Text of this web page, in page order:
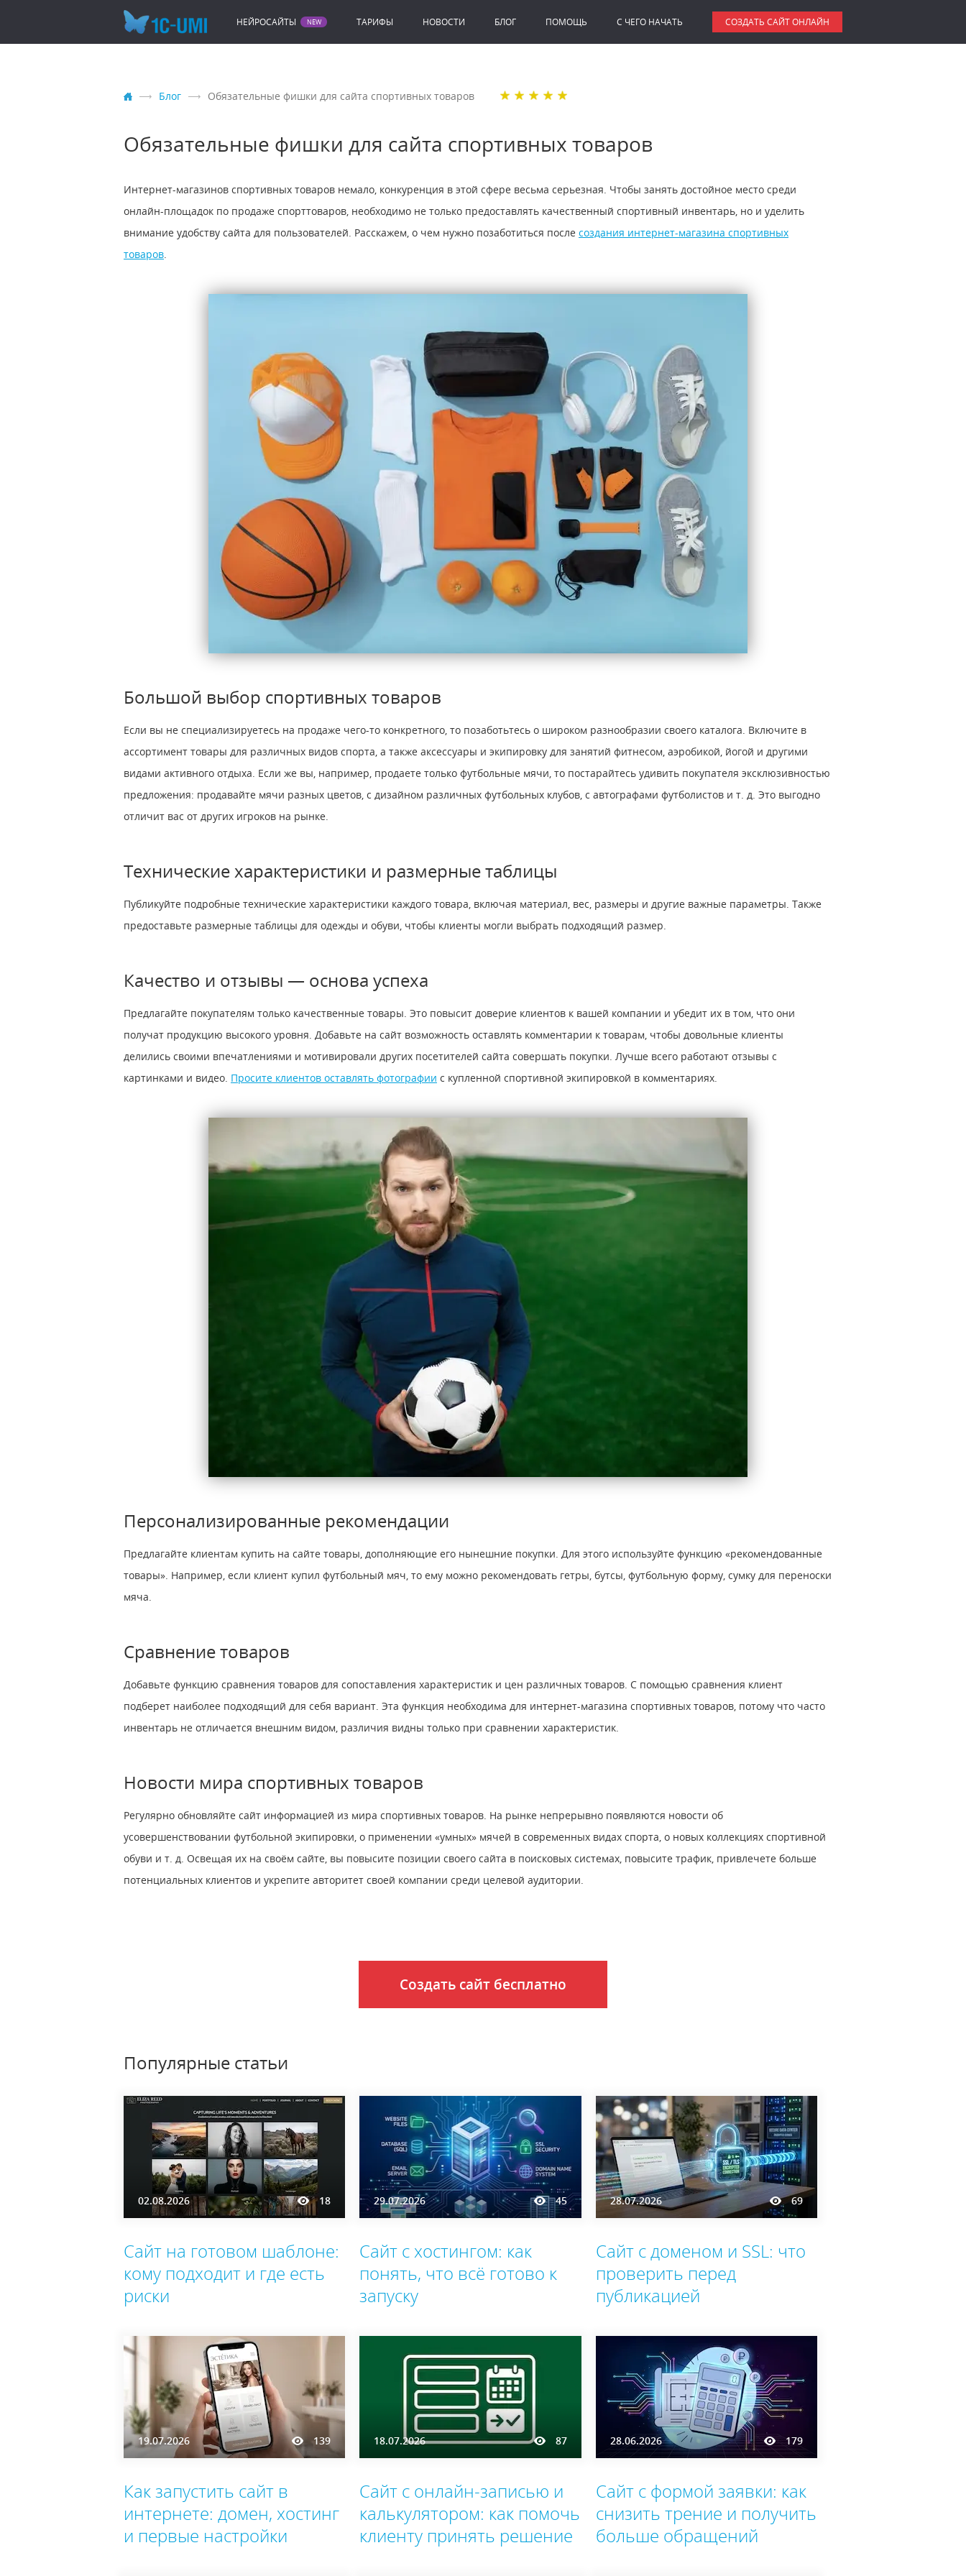
НЕЙРОСАЙТЫ ТАРИФЫ НОВОСТИ БЛОГ ПОМОЩЬ C ЧЕГО НАЧАТЬ СОЗДАТЬ САЙТ ОНЛАЙН
Блог Обязательные фишки для сайта спортивных товаров
Обязательные фишки для сайта спортивных товаров
Интернет-магазинов спортивных товаров немало, конкуренция в этой сфере весьма серьезная. Чтобы занять достойное место среди
онлайн-площадок по продаже спорттоваров, необходимо не только предоставлять качественный спортивный инвентарь, но и уделить
внимание удобству сайта для пользователей. Расскажем, о чем нужно позаботиться после создания интернет-магазина спортивных
товаров.
Большой выбор спортивных товаров
Если вы не специализируетесь на продаже чего-то конкретного, то позаботьтесь о широком разнообразии своего каталога. Включите в
ассортимент товары для различных видов спорта, а также аксессуары и экипировку для занятий фитнесом, аэробикой, йогой и другими
видами активного отдыха. Если же вы, например, продаете только футбольные мячи, то постарайтесь удивить покупателя эксклюзивностью
предложения: продавайте мячи разных цветов, с дизайном различных футбольных клубов, с автографами футболистов и т. д. Это выгодно
отличит вас от других игроков на рынке.
Технические характеристики и размерные таблицы
Публикуйте подробные технические характеристики каждого товара, включая материал, вес, размеры и другие важные параметры. Также
предоставьте размерные таблицы для одежды и обуви, чтобы клиенты могли выбрать подходящий размер.
Качество и отзывы — основа успеха
Предлагайте покупателям только качественные товары. Это повысит доверие клиентов к вашей компании и убедит их в том, что они
получат продукцию высокого уровня. Добавьте на сайт возможность оставлять комментарии к товарам, чтобы довольные клиенты
делились своими впечатлениями и мотивировали других посетителей сайта совершать покупки. Лучше всего работают отзывы с
картинками и видео. Просите клиентов оставлять фотографии с купленной спортивной экипировкой в комментариях.
Персонализированные рекомендации
Предлагайте клиентам купить на сайте товары, дополняющие его нынешние покупки. Для этого используйте функцию «рекомендованные
товары». Например, если клиент купил футбольный мяч, то ему можно рекомендовать гетры, бутсы, футбольную форму, сумку для переноски
мяча.
Сравнение товаров
Добавьте функцию сравнения товаров для сопоставления характеристик и цен различных товаров. С помощью сравнения клиент
подберет наиболее подходящий для себя вариант. Эта функция необходима для интернет-магазина спортивных товаров, потому что часто
инвентарь не отличается внешним видом, различия видны только при сравнении характеристик.
Новости мира спортивных товаров
Регулярно обновляйте сайт информацией из мира спортивных товаров. На рынке непрерывно появляются новости об
усовершенствовании футбольной экипировки, о применении «умных» мячей в современных видах спорта, о новых коллекциях спортивной
обуви и т. д. Освещая их на своём сайте, вы повысите позиции своего сайта в поисковых системах, повысите трафик, привлечете больше
потенциальных клиентов и укрепите авторитет своей компании среди целевой аудитории.
Создать сайт бесплатно
Популярные статьи
02.08.2026 18
Сайт на готовом шаблоне:
кому подходит и где есть
риски
29.07.2026 45
Сайт с хостингом: как
понять, что всё готово к
запуску
28.07.2026 69
Сайт с доменом и SSL: что
проверить перед
публикацией
19.07.2026 139
Как запустить сайт в
интернете: домен, хостинг
и первые настройки
18.07.2026 87
Сайт с онлайн-записью и
калькулятором: как помочь
клиенту принять решение
28.06.2026 179
Сайт с формой заявки: как
снизить трение и получить
больше обращений